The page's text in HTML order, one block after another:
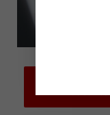
actualités